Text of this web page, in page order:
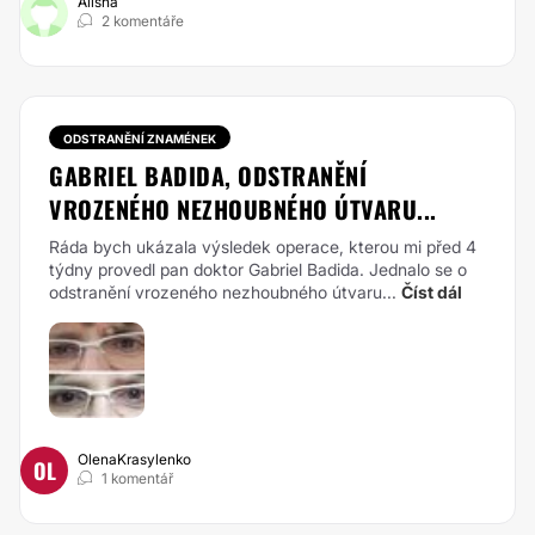
2 komentáře
ODSTRANĚNÍ ZNAMÉNEK
GABRIEL BADIDA, ODSTRANĚNÍ
VROZENÉHO NEZHOUBNÉHO ÚTVARU...
Ráda bych ukázala výsledek operace, kterou mi před 4
týdny provedl pan doktor Gabriel Badida. Jednalo se o
odstranění vrozeného nezhoubného útvaru... Číst dál
OL
OlenaKrasylenko
1 komentář